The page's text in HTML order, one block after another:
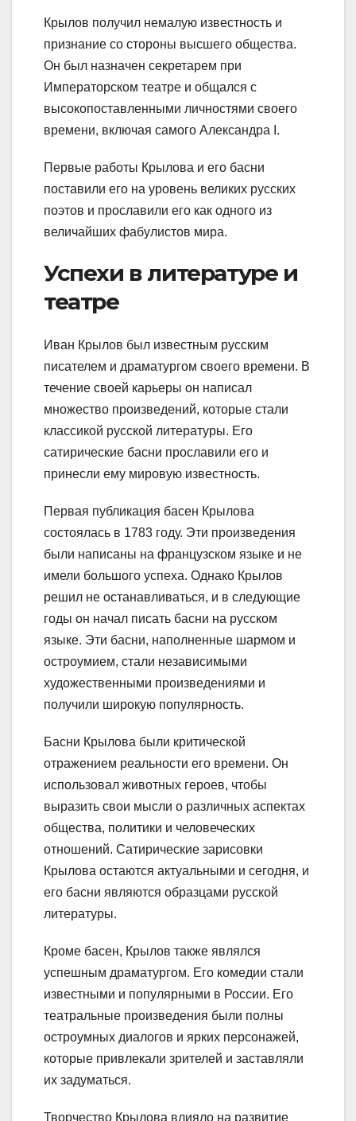
Крылов получил немалую известность и
признание со стороны высшего общества.
Он был назначен секретарем при
Императорском театре и общался с
высокопоставленными личностями своего
времени, включая самого Александра I.
Первые работы Крылова и его басни
поставили его на уровень великих русских
поэтов и прославили его как одного из
величайших фабулистов мира.
Успехи в литературе и
театре
Иван Крылов был известным русским
писателем и драматургом своего времени. В
течение своей карьеры он написал
множество произведений, которые стали
классикой русской литературы. Его
сатирические басни прославили его и
принесли ему мировую известность.
Первая публикация басен Крылова
состоялась в 1783 году. Эти произведения
были написаны на французском языке и не
имели большого успеха. Однако Крылов
решил не останавливаться, и в следующие
годы он начал писать басни на русском
языке. Эти басни, наполненные шармом и
остроумием, стали независимыми
художественными произведениями и
получили широкую популярность.
Басни Крылова были критической
отражением реальности его времени. Он
использовал животных героев, чтобы
выразить свои мысли о различных аспектах
общества, политики и человеческих
отношений. Сатирические зарисовки
Крылова остаются актуальными и сегодня, и
его басни являются образцами русской
литературы.
Кроме басен, Крылов также являлся
успешным драматургом. Его комедии стали
известными и популярными в России. Его
театральные произведения были полны
остроумных диалогов и ярких персонажей,
которые привлекали зрителей и заставляли
их задуматься.
Творчество Крылова влияло на развитие